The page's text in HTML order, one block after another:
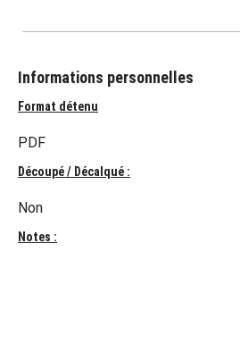
Informations personnelles
Format détenu
PDF
Découpé / Décalqué :
Non
Notes :